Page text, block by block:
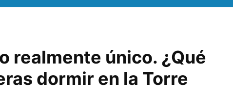
realmente único. ¿Qué
dormir en la Torre